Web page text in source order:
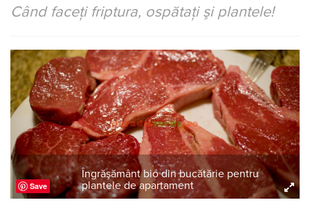
Contact
Când faceţi friptura, ospătaţi şi plantele!
Save
Îngrăşământ bio din bucătărie pentru
plantele de apartament